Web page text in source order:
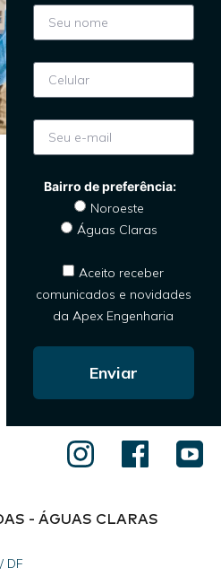
Noroeste
Águas Claras
Aceito receber
comunicados e novidades
da Apex Engenharia
Enviar
- ÁGUAS CLARAS
DF